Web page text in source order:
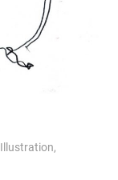
Illustration,